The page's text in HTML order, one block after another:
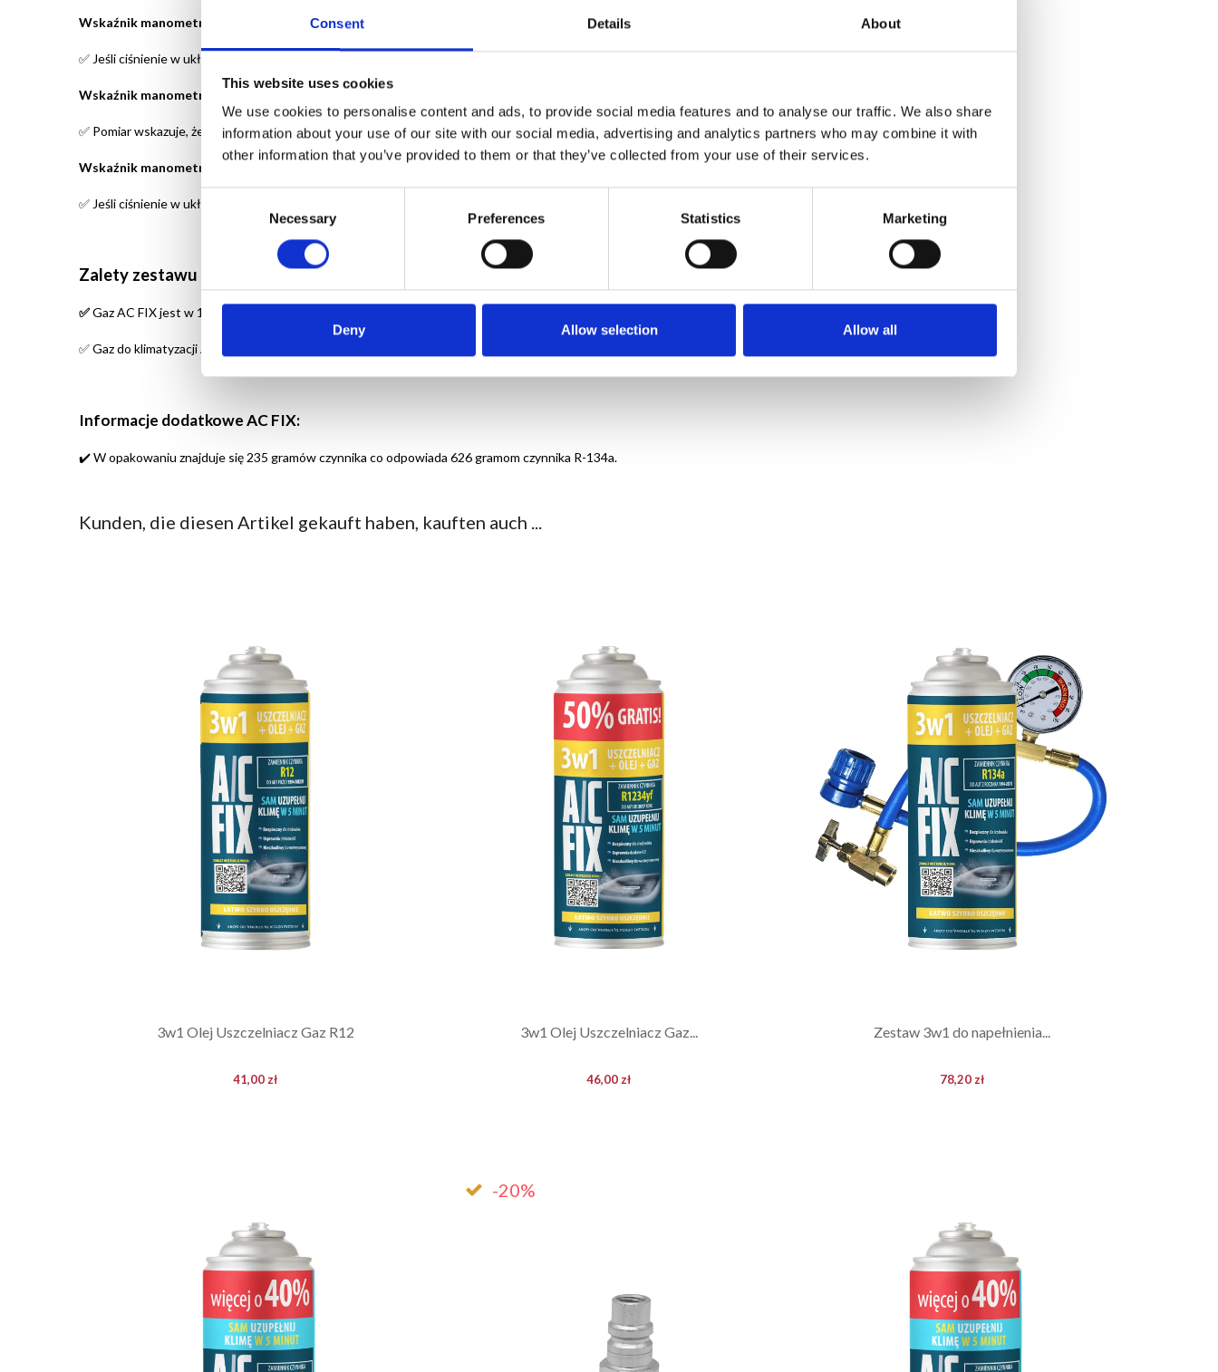
Consent Details About
This website uses cookies
We use cookies to personalise content and ads, to provide social media features and to analyse our traffic. We also share
information about your use of our site with our social media, advertising and analytics partners who may combine it with
other information that you’ve provided to them or that they’ve collected from your use of their services.
Necessary Preferences Statistics Marketing
Deny Allow selection Allow all
Wskaźnik manometru poniżej 25 psi - oznacza zbyt niskie ciśnienie w układzie klimatyzacji.
✅ Jeśli ciśnienie w układzie klimatyzacji jest zbyt niskie należy uzupełnić czynnik chłodniczy, aż do pojawienia się wskazówki manometru na polu pomiędzy 25, a 55 psi.
Wskaźnik manometru pomiędzy 25, a 55 psi
✅ Pomiar wskazuje, że układ klimatyzacji jest napełniony prawidłowo.
Wskaźnik manometru powyżej 55 psi - oznacza zbyt wysokie ciśnienie w układzie.
✅ Jeśli ciśnienie w układzie klimatyzacji jest zbyt wysokie należy zmniejszyć je do pomiaru manometru pomiędzy 25, a 55 psi.
Zalety zestawu do samodzielnego napełniania klimatyzacji samochodowej AC FIX
✅Gaz AC FIX jest w 100% bezpieczny dla układu klimatyzacji w każdym aucie.
✅Gaz do klimatyzacji AC FIX napełnia układ w zaledwie 10 minut.
Informacje dodatkowe AC FIX:
✔️W opakowaniu znajduje się 235 gramów czynnika co odpowiada 626 gramom czynnika R-134a.
Kunden, die diesen Artikel gekauft haben, kauften auch ...
3w1 Olej Uszczelniacz Gaz R12
41,00 zł
3w1 Olej Uszczelniacz Gaz...
46,00 zł
Zestaw 3w1 do napełnienia...
78,20 zł
-20%